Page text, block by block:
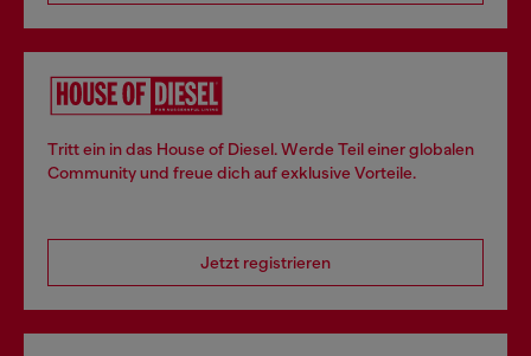
Tritt ein in das House of Diesel. Werde Teil einer globalen
Community und freue dich auf exklusive Vorteile.
Jetzt registrieren